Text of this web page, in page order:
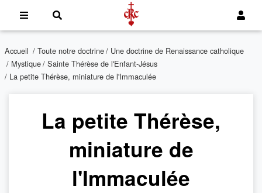
Accueil / Toute notre doctrine/ Une doctrine de Renaissance catholique
/ Mystique/ Sainte Thérèse de l'Enfant-Jésus
/ La petite Thérèse, miniature de l'Immaculée
La petite Thérèse,
miniature de
l'Immaculée